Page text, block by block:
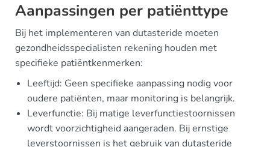
Aanpassingen per patiënttype
Bij het implementeren van dutasteride moeten
gezondheidsspecialisten rekening houden met
specifieke patiëntkenmerken:
Leeftijd: Geen specifieke aanpassing nodig voor
oudere patiënten, maar monitoring is belangrijk.
Leverfunctie: Bij matige leverfunctiestoornissen
wordt voorzichtigheid aangeraden. Bij ernstige
leverstoornissen is het gebruik van dutasteride